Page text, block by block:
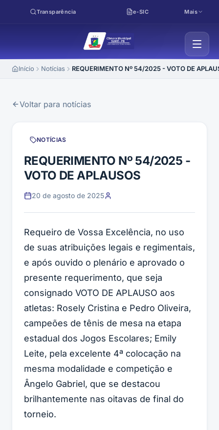
Transparência e-SIC Mais
Início Notícias REQUERIMENTO Nº 54/2025 - VOTO DE
Voltar para notícias
NOTÍCIAS
REQUERIMENTO Nº 54/2025 -
VOTO DE APLAUSOS
20 de agosto de 2025
Requeiro de Vossa Excelência, no uso
de suas atribuições legais e regimentais,
e após ouvido o plenário e aprovado o
presente requerimento, que seja
consignado VOTO DE APLAUSO aos
atletas: Rosely Cristina e Pedro Oliveira,
campeões de tênis de mesa na etapa
estadual dos Jogos Escolares; Emily
Leite, pela excelente 4ª colocação na
mesma modalidade e competição e
Ângelo Gabriel, que se destacou
brilhantemente nas oitavas de final do
torneio.